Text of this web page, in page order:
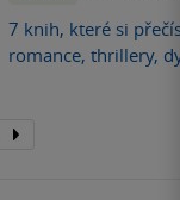
7 knih, které si
romance, thrillery,